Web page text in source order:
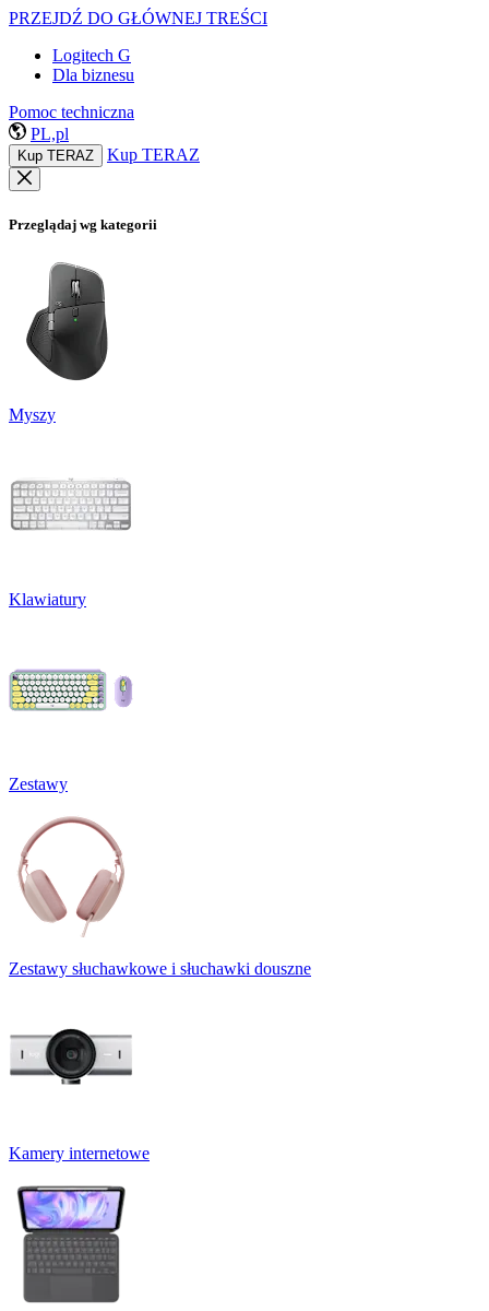
PRZEJDŹ DO GŁÓWNEJ TREŚCI
Logitech G
Dla biznesu
Pomoc techniczna
PL,pl
Kup TERAZ Kup TERAZ
Przeglądaj wg kategorii
Myszy
Klawiatury
Zestawy
Zestawy słuchawkowe i słuchawki douszne
Kamery internetowe